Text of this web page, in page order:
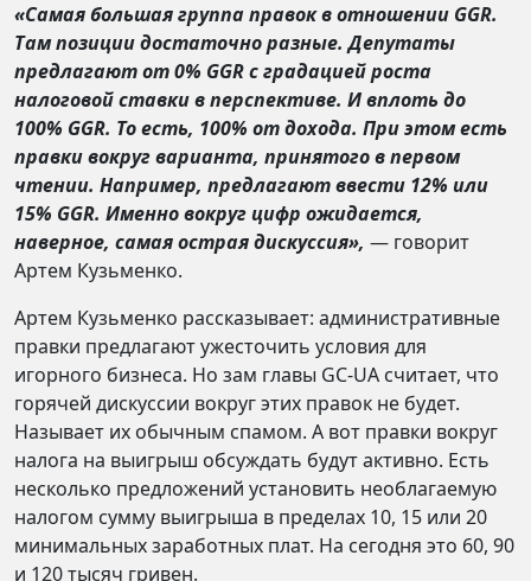
«Самая большая группа правок в отношении GGR.
Там позиции достаточно разные. Депутаты
предлагают от 0% GGR с градацией роста
налоговой ставки в перспективе. И вплоть до
100% GGR. То есть, 100% от дохода. При этом есть
правки вокруг варианта, принятого в первом
чтении. Например, предлагают ввести 12% или
15% GGR. Именно вокруг цифр ожидается,
наверное, самая острая дискуссия», — говорит
Артем Кузьменко.
Артем Кузьменко рассказывает: административные
правки предлагают ужесточить условия для
игорного бизнеса. Но зам главы GC-UA считает, что
горячей дискуссии вокруг этих правок не будет.
Называет их обычным спамом. А вот правки вокруг
налога на выигрыш обсуждать будут активно. Есть
несколько предложений установить необлагаемую
налогом сумму выигрыша в пределах 10, 15 или 20
минимальных заработных плат. На сегодня это 60, 90
и 120 тысяч гривен.